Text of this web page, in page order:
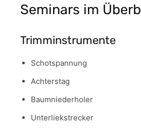
Seminars im
Trimminstrumente
Schotspannung
Achterstag
Baumniederholer
Unterliekstrecker